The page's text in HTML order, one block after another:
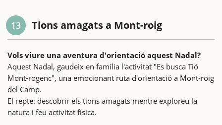
13 Tions amagats a Mont-roig
Vols viure una aventura d'orientació aquest Nadal?
Aquest Nadal, gaudeix en família l'activitat "Es busca Tió
Mont-rogenc", una emocionant ruta d'orientació a Mont-roig
del Camp.
El repte: descobrir els tions amagats mentre exploreu la
natura i feu activitat física.